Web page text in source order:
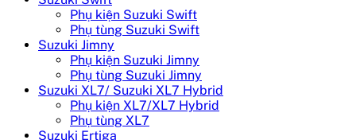
Phụ kiện Suzuki Swift
Phụ tùng Suzuki Swift
Suzuki Jimny
Phụ kiện Suzuki Jimny
Phụ tùng Suzuki Jimny
Suzuki XL7/ Suzuki XL7 Hybrid
Phụ kiện XL7/XL7 Hybrid
Phụ tùng XL7
Suzuki Ertiga